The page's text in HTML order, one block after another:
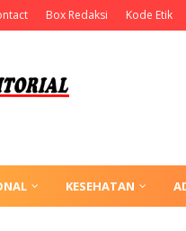
Box Redaksi Kode Etik
KESEHATAN